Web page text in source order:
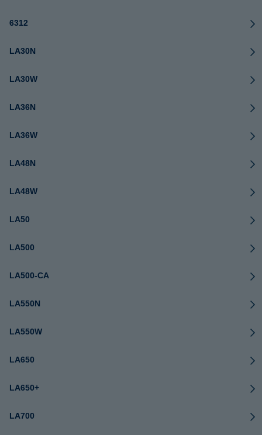
6312
LA30N
LA30W
LA36N
LA36W
LA48N
LA48W
LA50
LA500
LA500-CA
LA550N
LA550W
LA650
LA650+
LA700